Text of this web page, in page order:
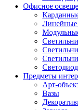
Офисное
Линейные
Предметы
Арт-
Вазы